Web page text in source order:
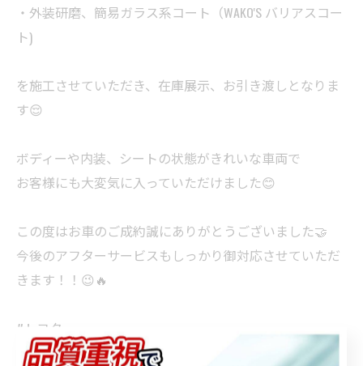
・外装研磨、簡易ガラス系コート（WAKO'S バリアスコー
ト)
を施工させていただき、在庫展示、お引き渡しとなりま
す😌
ボディーや内装、シートの状態がきれいな車両で
お客様にも大変気に入っていただけました😊
この度はお車のご成約誠にありがとうございました🤝
今後のアフターサービスもしっかり御対応させていただ
きます！！😉🔥
#トヨタ
#エスクァイア